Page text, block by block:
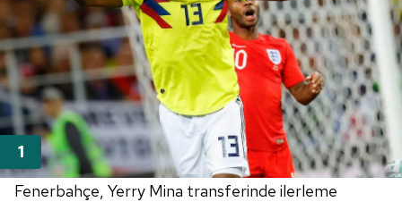
Fenerbahçe, Yerry Mina transferinde ilerleme